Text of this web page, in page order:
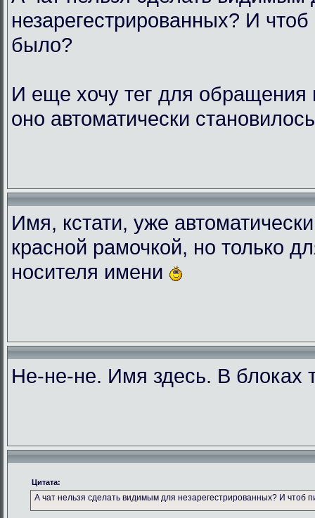
незарегестрированных? И
было?
И еще хочу тег для
оно автоматически
Имя, кстати, уже
красной рамочкой, но только
носителя имени
Не-не-не. Имя здесь. В блоках
Цитата:
А чат нельзя сделать видимым для незарегестрированных? И чтоб